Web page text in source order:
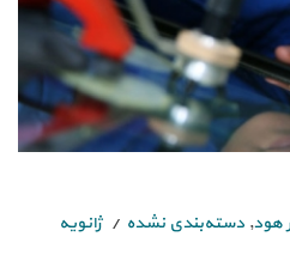
هود, دسته‌بندی نشده
ژانویه